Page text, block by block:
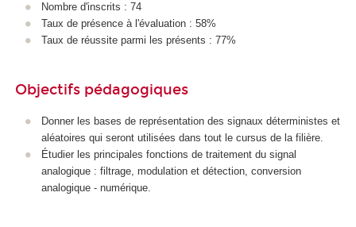
Nombre d'inscrits : 74
Taux de présence à l'évaluation : 58%
Taux de réussite parmi les présents : 77%
Objectifs pédagogiques
Donner les bases de représentation des signaux déterministes et
aléatoires qui seront utilisées dans tout le cursus de la filière.
Étudier les principales fonctions de traitement du signal
analogique : filtrage, modulation et détection, conversion
analogique - numérique.